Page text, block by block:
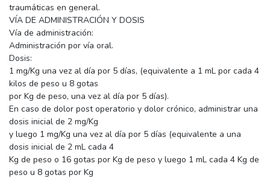
traumáticas en general.
VÍA DE ADMINISTRACIÓN Y DOSIS
Vía de administración:
Administración por vía oral.
Dosis:
1 mg/Kg una vez al día por 5 días, (equivalente a 1 mL por cada 4
kilos de peso u 8 gotas
por Kg de peso, una vez al día por 5 días).
En caso de dolor post operatorio y dolor crónico, administrar una
dosis inicial de 2 mg/Kg
y luego 1 mg/Kg una vez al día por 5 días (equivalente a una
dosis inicial de 2 mL cada 4
Kg de peso o 16 gotas por Kg de peso y luego 1 mL cada 4 Kg de
peso u 8 gotas por Kg